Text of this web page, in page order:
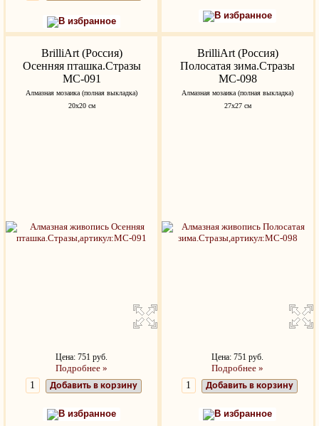
В избранное
В избранное
BrilliArt (Россия)
Осенняя пташка.Стразы
МС-091
Алмазная мозаика (полная выкладка)
20х20 см
Цена: 751 руб.
Подробнее »
Добавить в корзину
В избранное
BrilliArt (Россия)
Полосатая зима.Стразы
МС-098
Алмазная мозаика (полная выкладка)
27х27 см
Цена: 751 руб.
Подробнее »
Добавить в корзину
В избранное